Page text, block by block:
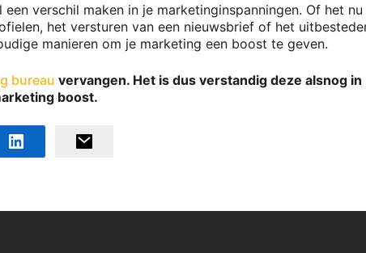
verschil maken in je marketinginspanningen. Of het nu
het versturen van een nieuwsbrief of het
manieren om je marketing een boost te geven.
bureau vervangen. Het is dus verstandig deze alsnog in
boost.